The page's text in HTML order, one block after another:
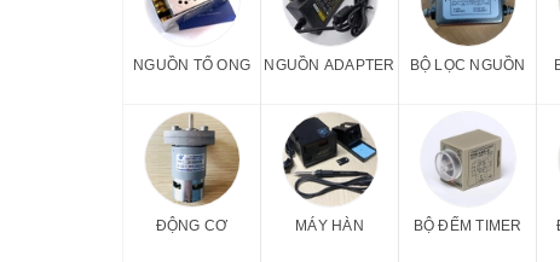
NGUỒN TỔ ONG NGUỒN ADAPTER BỘ LỌC NGUỒN
ĐỘNG CƠ MÁY HÀN BỘ ĐẾM TIMER